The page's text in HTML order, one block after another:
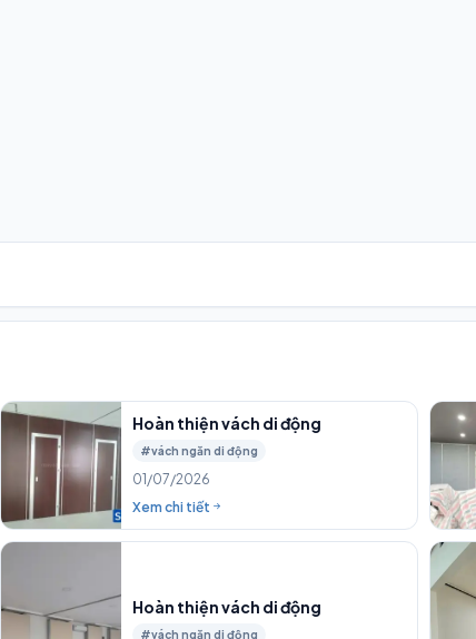
Hoàn thiện vách di động
#vách ngăn di động
01/07/2026
Xem chi tiết
Hoàn thiện vách di động
#vách ngăn di động